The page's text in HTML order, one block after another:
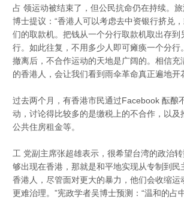
占 领运动被结束了，但公民抗命仍在持续。
博士提议：“香港人可以考虑去中资银行挤兑
们的取款机。把钱从一个分行取款机取出存到
行。如此往复，不用多少人即可瘫痪一个分行
撤离后，不合作运动的天地是广阔的。相信充
的香港人，会让我们看到雨伞革命真正遍地开
过去两个月，有香港市民通过Facebook 酝酿
动，讨论得比较多的是缴税上的不合作 ，以
公共住房租金等。
工 党副主席张超雄表示，很希望台湾的政治
够出现在香港，那就是和平地实现从专制到
香港人，尽管面对更大的暴力，他们会收缩
更难治理。”宪政学者吴博士预测：“温和的占